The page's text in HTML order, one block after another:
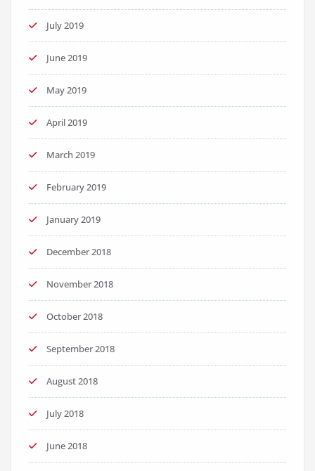
July 2019
June 2019
May 2019
April 2019
March 2019
February 2019
January 2019
December 2018
November 2018
October 2018
September 2018
August 2018
July 2018
June 2018